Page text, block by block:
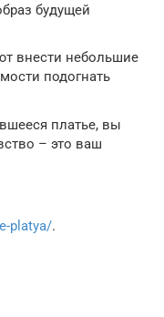
будущей
внести небольшие
подогнать
платье, вы
– это ваш
platya/.